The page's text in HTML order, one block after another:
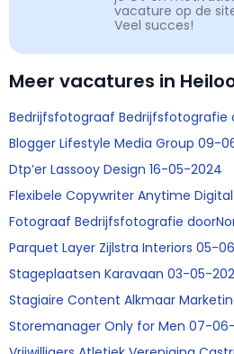
vacature op de
Veel succes!
Meer vacatures in
Bedrijfsfotograaf
Blogger Lifestyle Media Group 09-
Dtp’er Lassooy Design 16-05-2024
Flexibele Copywriter Anytime
Fotograaf Bedrijfsfotografie
Parquet Layer Zijlstra Interiors 05-
Stageplaatsen Karavaan 03-05-
Stagiaire Content Alkmaar
Storemanager Only for Men 07-